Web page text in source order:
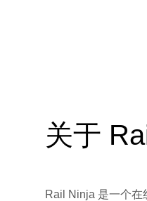
关于
Rail Ninja 是一个在